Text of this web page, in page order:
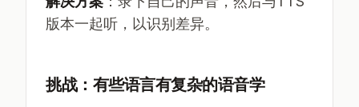
版本一起听，以识别差异。
挑战：有些语言有复杂的语音学